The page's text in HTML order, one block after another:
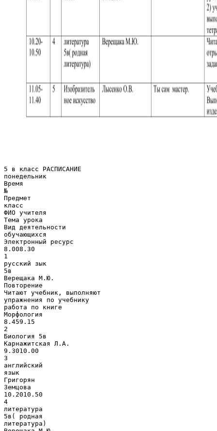
5 в класс РАСПИСАНИЕ
понедельник
Время
№
Предмет
класс
ФИО учителя
Тема урока
Вид деятельности
обучающихся
Электронный ресурс
8.008.30
1
русский зык
5в
Верещака М.Ю.
Повторение
Читают учебник, выполняют
упражнения по учебнику
работа по книге
Морфология
8.459.15
2
Биология 5в
Карнажитская Л.А.
9.3010.00
3
английский
язык
Григорян
Земцова
10.2010.50
4
литература
5в( родная
литература)